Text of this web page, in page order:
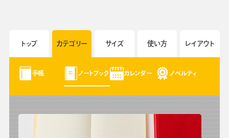
よくあるご質問
手帳・カレンダー商品
におけるSDGsの取組み
トップ カテゴリー
手帳 ノートブック カレンダー ノベルティ
サイズ 使い方 レイアウト